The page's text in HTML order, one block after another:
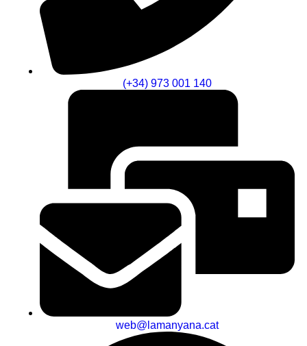
(+34) 973 001 140
web@lamanyana.cat